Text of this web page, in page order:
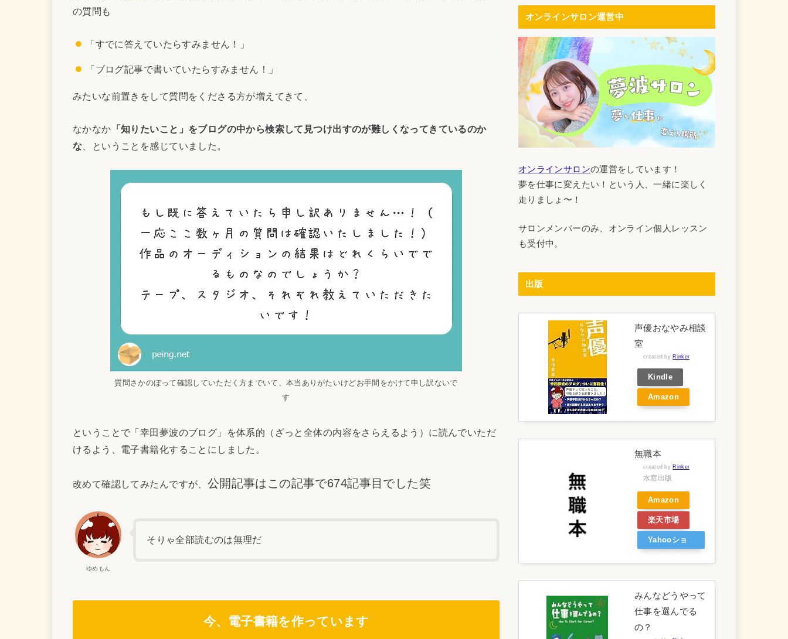
の質問も
「すでに答えていたらすみません！」
「ブログ記事で書いていたらすみません！」
みたいな前置きをして質問をくださる方が増えてきて、
なかなか 「知りたいこと」をブログの中から検索して見つけ出すのが難しくなってきているのか
な 、ということを感じていました。
質問さかのぼって確認していただく方までいて、本当ありがたいけどお手間をかけて申し訳ないで
す
ということで「幸田夢波のブログ」を体系的（ざっと全体の内容をさらえるよう）に読んでいただ
けるよう、電子書籍化することにしました。
改めて確認してみたんですが、 公開記事はこの記事で674記事目でした笑
ゆめもん
そりゃ全部読むのは無理だ
今、電子書籍を作っています
オンラインサロン運営中
オンラインサロンの運営をしています！
夢を仕事に変えたい！という人、一緒に楽しく
走りましょ〜！
サロンメンバーのみ、オンライン個人レッスン
も受付中。
出版
声優おなやみ相談
室
created by Rinker
Kindle
Amazon
無職本
created by Rinker
水窓出版
Amazon
楽天市場
Yahooショ
みんなどうやって
仕事を選んでる
の？